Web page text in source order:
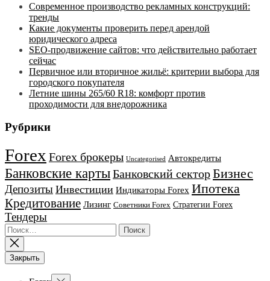
Современное производство рекламных конструкций:
тренды
Какие документы проверить перед арендой
юридического адреса
SEO-продвижение сайтов: что действительно работает
сейчас
Первичное или вторичное жильё: критерии выбора для
городского покупателя
Летние шины 265/60 R18: комфорт против
проходимости для внедорожника
Рубрики
Forex Forex брокеры Uncategorised Автокредиты
Банковские картыБанковский секторБизнес
Депозиты Инвестиции Индикаторы Forex Ипотека
Кредитование Лизинг Советники Forex Стратегии Forex
Тендеры
Найти:
Закрыть